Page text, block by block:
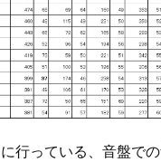
行っている、音盤で